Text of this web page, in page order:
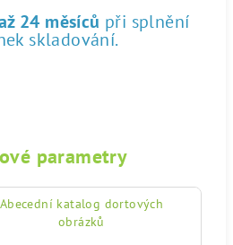
24 měsíců při splnění
skladování.
parametry
Abecední katalog dortových
obrázků